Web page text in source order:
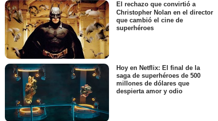
El rechazo que convirtió a
Christopher Nolan en el director
que cambió el cine de
superhéroes
Hoy en Netflix: El final de la
saga de superhéroes de 500
millones de dólares que
despierta amor y odio